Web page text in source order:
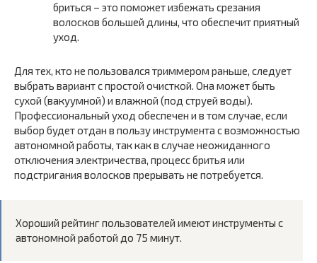
бриться – это поможет избежать срезания
волосков большей длины, что обеспечит приятный
уход.
Для тех, кто не пользовался триммером раньше, следует
выбрать вариант с простой очисткой. Она может быть
сухой (вакуумной) и влажной (под струей воды).
Профессиональный уход обеспечен и в том случае, если
выбор будет отдан в пользу инструмента с возможностью
автономной работы, так как в случае неожиданного
отключения электричества, процесс бритья или
подстригания волосков прерывать не потребуется.
Хороший рейтинг пользователей имеют инструменты с
автономной работой до 75 минут.